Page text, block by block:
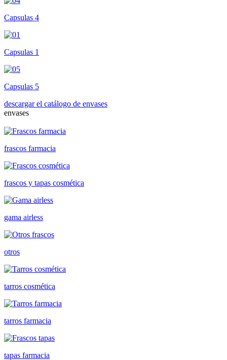
Capsulas 4
Capsulas 1
Capsulas 5
descargar el catálogo de envases
envases
frascos farmacia
frascos y tapas cosmética
gama airless
otros
tarros cosmética
tarros farmacia
tapas farmacia